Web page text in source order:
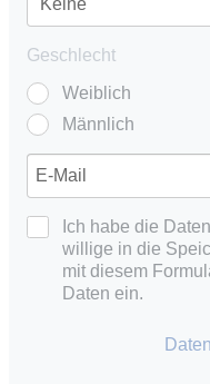
Geschlecht
Weiblich
Männlich
Ich habe die
willige in die
mit diesem
Daten ein.